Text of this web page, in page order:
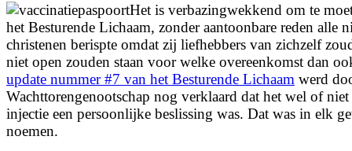
Het is verbazingwekkend om te
het Besturende Lichaam, zonder aantoonbare reden alle
christenen berispte omdat zij liefhebbers van zichzelf
niet open zouden staan voor welke overeenkomst dan
update nummer #7 van het Besturende Lichaam werd
Wachttorengenootschap nog verklaard dat het wel of niet
injectie een persoonlijke beslissing was. Dat was in elk
noemen.